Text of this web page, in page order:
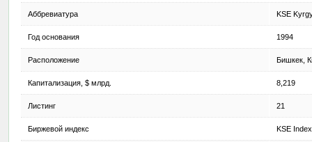
Аббревиатура KSE
Год основания 1994
Расположение Бишкек,
Капитализация, $ млрд. 8,219
Листинг 21
Биржевой индекс KSE Index